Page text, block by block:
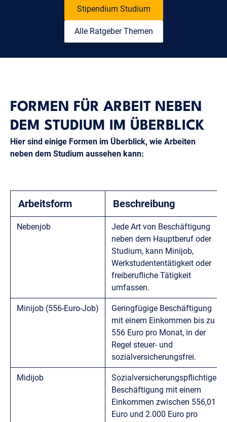
Stipendium Studium
Alle Ratgeber Themen
FORMEN FÜR ARBEIT NEBEN
DEM STUDIUM IM ÜBERBLICK
Hier sind einige Formen im Überblick, wie Arbeiten
neben dem Studium aussehen kann:
Arbeitsform Beschreibung
Nebenjob
Jede Art von Beschäftigung
neben dem Hauptberuf oder
Studium, kann Minijob,
Werkstudententätigkeit oder
freiberufliche Tätigkeit
umfassen.
Minijob (556-Euro-Job)
Geringfügige Beschäftigung
mit einem Einkommen bis zu
556 Euro pro Monat, in der
Regel steuer- und
sozialversicherungsfrei.
Midijob
Sozialversicherungspflichtige
Beschäftigung mit einem
Einkommen zwischen 556,01
Euro und 2.000 Euro pro